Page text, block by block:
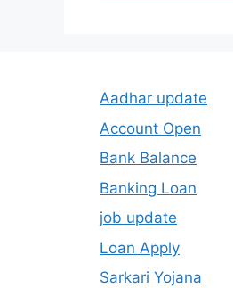
Aadhar update
Account Open
Bank Balance
Banking Loan
job update
Loan Apply
Sarkari Yojana